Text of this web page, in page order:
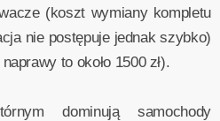
(koszt wymiany kompletu
nie postępuje jednak szybko)
to około 1500 zł).
dominują samochody